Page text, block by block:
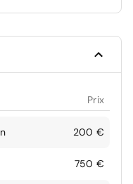
Prix
200 €
750 €